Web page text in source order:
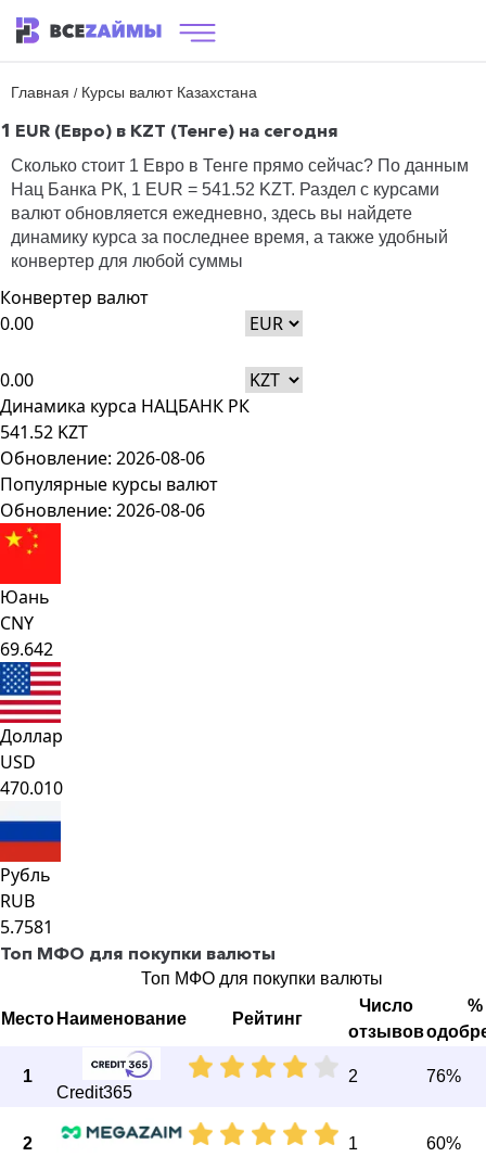
Главная / Курсы валют Казахстана
1 EUR (Евро) в KZT (Тенге) на сегодня
Сколько стоит 1 Евро в Тенге прямо сейчас? По данным
Нац Банка РК, 1 EUR = 541.52 KZT. Раздел с курсами
валют обновляется ежедневно, здесь вы найдете
динамику курса за последнее время, а также удобный
конвертер для любой суммы
Конвертер валют
EUR
KZT
Динамика курса НАЦБАНК РК
541.52 KZT
Обновление: 2026-08-06
Популярные курсы валют
Обновление: 2026-08-06
Юань
CNY
69.642
Доллар
USD
470.010
Рубль
RUB
5.7581
Топ МФО для покупки валюты
Топ МФО для покупки валюты
Место Наименование Рейтинг
Число
отзывов
%
1
Credit365
2 76%
2
1 60%